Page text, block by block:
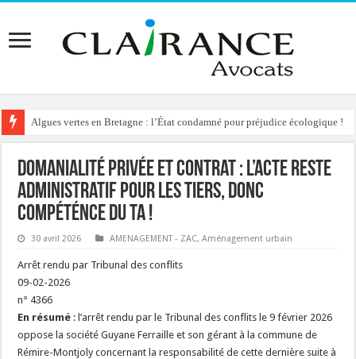
Algues vertes en Bretagne : l’État condamné pour préjudice écologique !
Domanialité privée et contrat : l’acte reste
administratif pour les tiers, donc
compéténce du TA !
30 avril 2026 AMENAGEMENT - ZAC,Aménagement urbain
Arrêt rendu par Tribunal des conflits
09-02-2026
n° 4366
En résumé : l’arrêt rendu par le Tribunal des conflits le 9 février 2026
oppose la société Guyane Ferraille et son gérant à la commune de
Rémire-Montjoly concernant la responsabilité de cette dernière suite à